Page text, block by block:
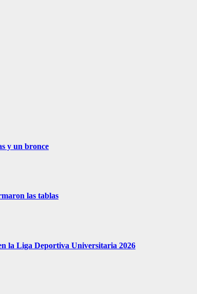
y un bronce
las tablas
la Liga Deportiva Universitaria 2026